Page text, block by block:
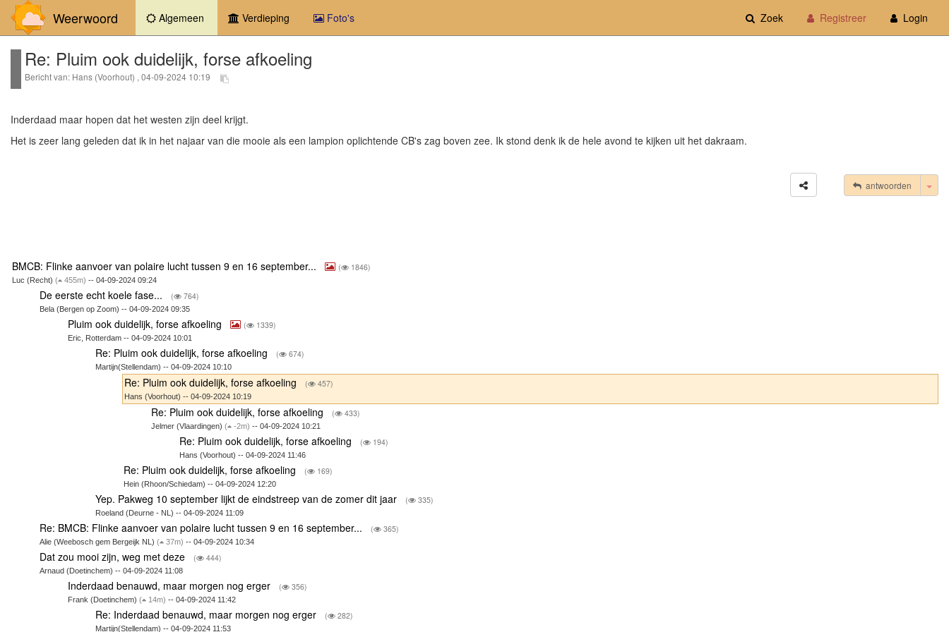
Weerwoord Algemeen (current)Verdieping Foto's Zoek Registreer Login
Re: Pluim ook duidelijk, forse afkoeling
Bericht van: Hans (Voorhout) , 04-09-2024 10:19
Inderdaad maar hopen dat het westen zijn deel krijgt.
Het is zeer lang geleden dat ik in het najaar van die mooie als een lampion oplichtende CB's zag boven zee. Ik stond denk ik de hele avond te kijken uit het dakraam.
antwoorden
BMCB: Flinke aanvoer van polaire lucht tussen 9 en 16 september... ( 1846)
Luc (Recht) ( 455m) -- 04-09-2024 09:24
De eerste echt koele fase... ( 764)
Bela (Bergen op Zoom) -- 04-09-2024 09:35
Pluim ook duidelijk, forse afkoeling ( 1339)
Eric, Rotterdam -- 04-09-2024 10:01
Re: Pluim ook duidelijk, forse afkoeling ( 674)
Martijn(Stellendam) -- 04-09-2024 10:10
Re: Pluim ook duidelijk, forse afkoeling ( 457)
Hans (Voorhout) -- 04-09-2024 10:19
Re: Pluim ook duidelijk, forse afkoeling ( 433)
Jelmer (Vlaardingen)( -2m) -- 04-09-2024 10:21
Re: Pluim ook duidelijk, forse afkoeling ( 194)
Hans (Voorhout) -- 04-09-2024 11:46
Re: Pluim ook duidelijk, forse afkoeling ( 169)
Hein (Rhoon/Schiedam) -- 04-09-2024 12:20
Yep. Pakweg 10 september lijkt de eindstreep van de zomer dit jaar ( 335)
Roeland (Deurne - NL) -- 04-09-2024 11:09
Re: BMCB: Flinke aanvoer van polaire lucht tussen 9 en 16 september... ( 365)
Alie (Weebosch gem Bergeijk NL)( 37m) -- 04-09-2024 10:34
Dat zou mooi zijn, weg met deze ( 444)
Arnaud (Doetinchem) -- 04-09-2024 11:08
Inderdaad benauwd, maar morgen nog erger ( 356)
Frank (Doetinchem) ( 14m) -- 04-09-2024 11:42
Re: Inderdaad benauwd, maar morgen nog erger ( 282)
Martijn(Stellendam) -- 04-09-2024 11:53